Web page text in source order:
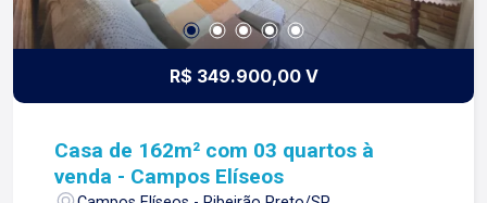
R$ 349.900,00 V
Casa de 162m² com 03 quartos à
venda - Campos Elíseos